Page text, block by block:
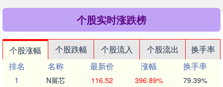
个股实时涨跌榜
个股涨幅 个股跌幅 个股流入 个股流出
换手率
排名
名称 最新价 涨幅
换手率
1
N展芯 116.52 396.89% 79.39%